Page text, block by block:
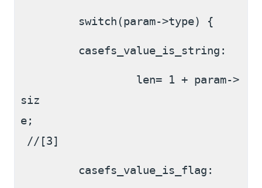
switch(param->type) {
casefs_value_is_string:
len= 1 + param->
siz
e;
//[3]
casefs_value_is_flag: